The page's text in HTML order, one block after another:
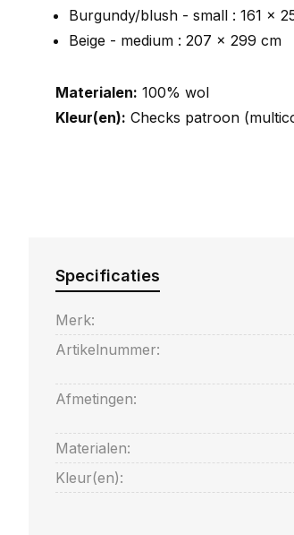
Burgundy/blush - small : 161 x
Beige - medium : 207 x 299 cm
Materialen: 100% wol
Kleur(en): Checks patroon
Specificaties
Merk:
Artikelnummer:
Afmetingen:
Materialen:
Kleur(en):